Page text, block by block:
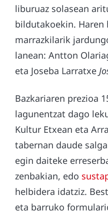
liburuaz solasean
bildutakoekin.
marrazkilarik
lanean: Antton
eta Joseba Larratxe
Bazkariaren prezioa
lagunentzat dago
Kultur Etxean eta
tabernan daude
egin daiteke
zenbakian, edo
helbidera idatziz.
eta barruko